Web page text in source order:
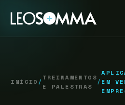
INÍCIO /
TREINAMENTOS
E PALESTRAS
/ EM